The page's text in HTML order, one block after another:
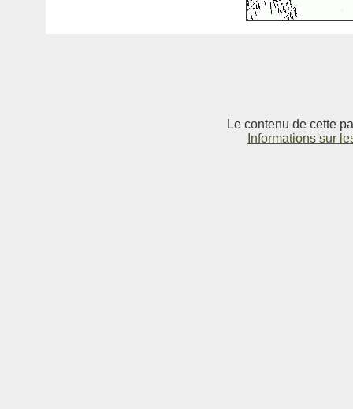
Le contenu de cette
Informations sur